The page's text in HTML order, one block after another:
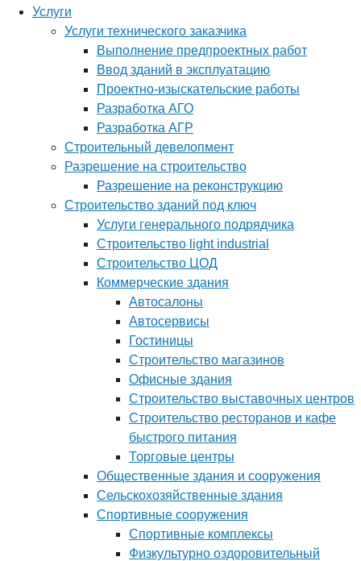
Услуги
Услуги технического заказчика
Выполнение предпроектных работ
Ввод зданий в эксплуатацию
Проектно-изыскательские работы
Разработка АГО
Разработка АГР
Строительный девелопмент
Разрешение на строительство
Разрешение на реконструкцию
Строительство зданий под ключ
Услуги генерального подрядчика
Строительство light industrial
Строительство ЦОД
Коммерческие здания
Автосалоны
Автосервисы
Гостиницы
Строительство магазинов
Офисные здания
Строительство выставочных центров
Строительство ресторанов и кафе
быстрого питания
Торговые центры
Общественные здания и сооружения
Сельскохозяйственные здания
Спортивные сооружения
Спортивные комплексы
Физкультурно оздоровительный